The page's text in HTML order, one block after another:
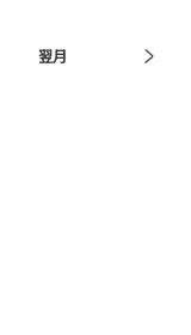
翌月